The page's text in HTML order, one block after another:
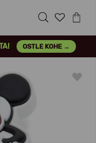
OSTLE KOHE →